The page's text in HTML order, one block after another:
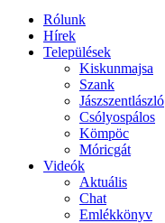
Rólunk
Hírek
Települések
Kiskunmajsa
Szank
Jászszentlászló
Csólyospálos
Kömpöc
Móricgát
Videók
Aktuális
Chat
Emlékkönyv